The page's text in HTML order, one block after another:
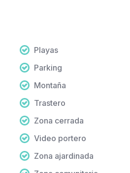
Playas
Parking
Montaña
Trastero
Zona cerrada
Video portero
Zona ajardinada